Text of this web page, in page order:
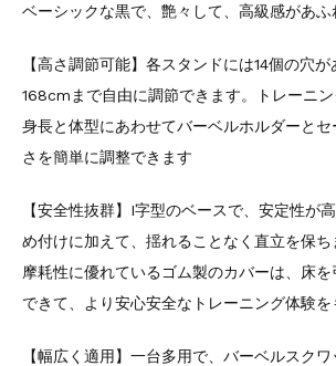
ベーシックな黒で、艶々して、高級感があふ
【高さ調節可能】各スタンドには14個の穴
168cmまで自由に調節できます。トレーニ
身⾧と体型にあわせてバーベルホルダーと
さを簡単に調整できます
【安全性抜群】I字型のベースで、安定性が
め付けに加えて、揺れることなく直立を保
摩耗性に優れているゴム製のカバーは、床
できて、より安心安全なトレーニング体験を
【幅広く適用】一台多用で、バーベルスク